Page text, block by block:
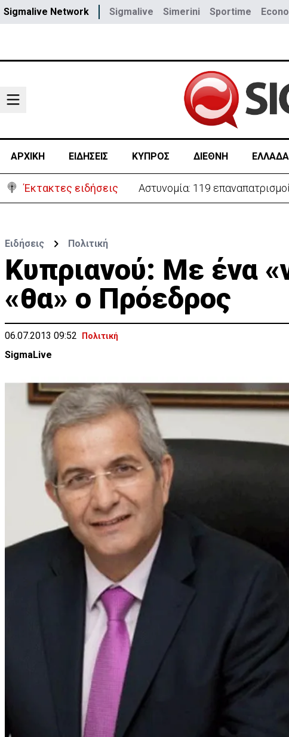
Sigmalive Network Sigmalive Simerini Sportime
ΑΡΧΙΚΗ ΕΙΔΗΣΕΙΣ ΚΥΠΡΟΣ ΔΙΕΘΝΗ ΕΛΛΑΔΑ
Έκτακτες ειδήσεις Αστυνομία: 119
Ειδήσεις Πολιτική
Kυπριανού: Mε ένα
«θα» ο Πρόεδρος
06.07.2013 09:52 Πολιτική
SigmaLive